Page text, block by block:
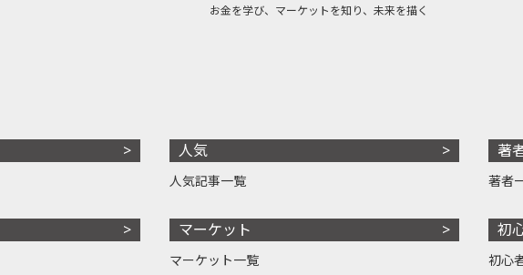
お金を学び、マーケットを知り、未来を描く
人気
人気記事一覧
マーケット
マーケット一覧
著
著者
初
初心